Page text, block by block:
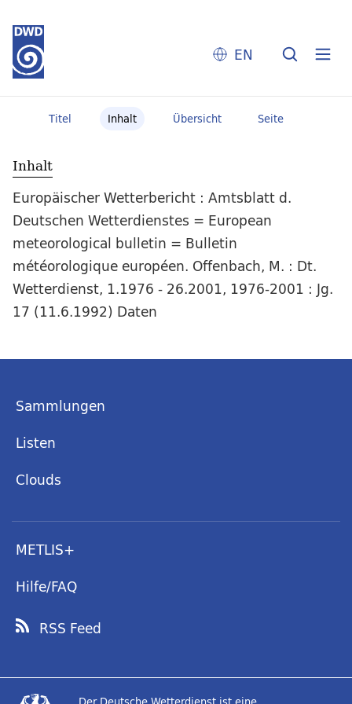
EN
Titel Inhalt Übersicht Seite
Inhalt
Europäischer Wetterbericht : Amtsblatt d.
Deutschen Wetterdienstes = European
meteorological bulletin = Bulletin
météorologique européen. Offenbach, M. : Dt.
Wetterdienst, 1.1976 - 26.2001, 1976-2001 : Jg.
17 (11.6.1992) Daten
Sammlungen
Listen
Clouds
METLIS+
Hilfe/FAQ
RSS Feed